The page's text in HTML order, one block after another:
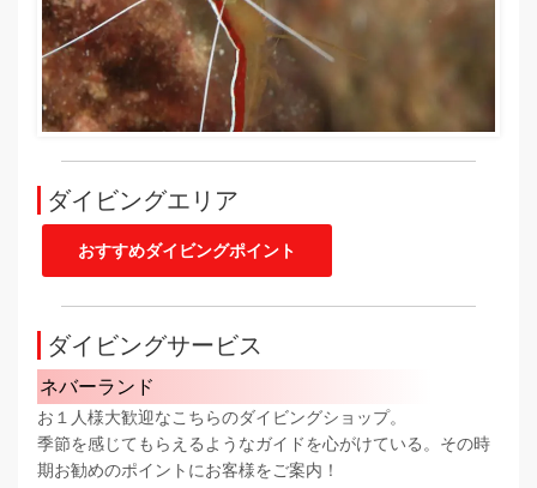
ダイビングエリア
おすすめダイビングポイント
ダイビングサービス
ネバーランド
お１人様大歓迎なこちらのダイビングショップ。
季節を感じてもらえるようなガイドを心がけている。その時
期お勧めのポイントにお客様をご案内！